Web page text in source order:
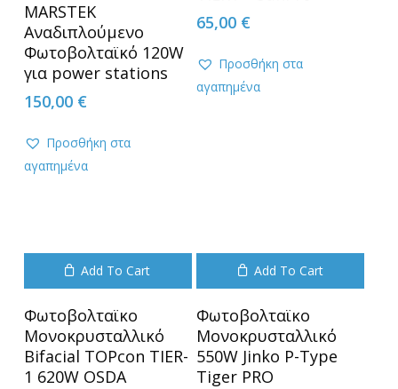
MARSTEK
Αναδιπλούμενο
Φωτοβολταϊκό 120W
για power stations
150,00 €
Προσθήκη στα
αγαπημένα
65,00 €
Προσθήκη στα
αγαπημένα
Add To Cart
Φωτοβολταϊκο
Μονοκρυσταλλικό
Bifacial TOPcon TIER-
1 620W OSDA
Add To Cart
Φωτοβολταϊκο
Μονοκρυσταλλικό
550W Jinko P-Type
Tiger PRO